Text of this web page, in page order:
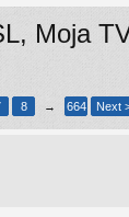
Moja
8 → 664 Next